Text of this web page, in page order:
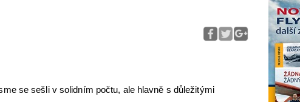
se sešli v solidním počtu, ale hlavně s důležitými